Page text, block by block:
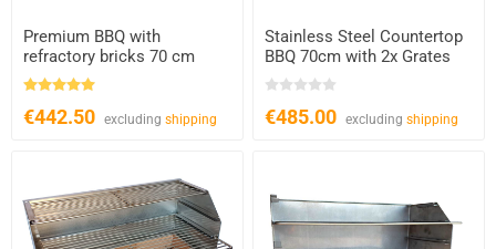
Premium BBQ with
refractory bricks 70 cm
€442.50 excluding shipping
Stainless Steel Countertop
BBQ 70cm with 2x Grates
€485.00 excludingshipping